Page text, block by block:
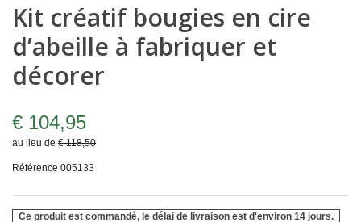
Kit créatif bougies en cire
d’abeille à fabriquer et
décorer
€ 104,95
au lieu de € 118,50
Référence 005133
Ce produit est commandé, le délai de livraison est d'environ 14 jours.